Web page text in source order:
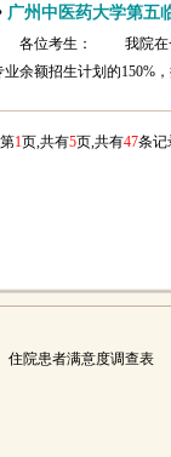
广州中医药大学第五
各位考生： 我院在一
业余额招生计划的150%
1页,共有5页,共有47条
住院患者满意度调查表